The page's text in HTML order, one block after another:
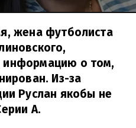
жена футболиста
информацию о том,
Из-за
Руслан якобы не
А.